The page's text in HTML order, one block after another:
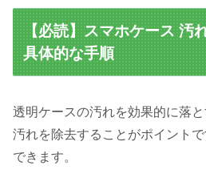
【必読】スマホケース 汚
具体的な手順
透明ケースの汚れを効果的に落
汚れを除去することがポイント
できます。